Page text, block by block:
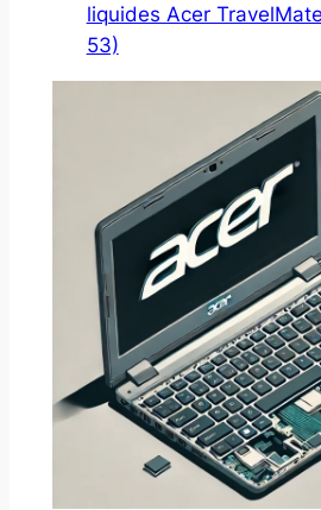
liquides Acer
53)